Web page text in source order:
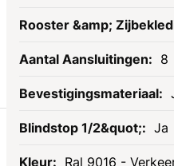
8
Ja
Ral 9016 -